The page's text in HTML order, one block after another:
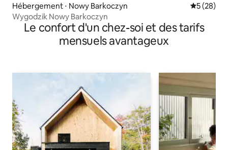
Hébergement ⋅ Nowy Barkoczyn
5 (28)
Wygodzik Nowy Barkoczyn
Le confort d'un chez-soi et des tarifs
mensuels avantageux